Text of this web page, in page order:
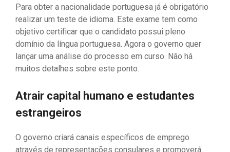
Para obter a nacionalidade portuguesa já é obrigatório
realizar um teste de idioma. Este exame tem como
objetivo certificar que o candidato possui pleno
domínio da língua portuguesa. Agora o governo quer
lançar uma análise do processo em curso. Não há
muitos detalhes sobre este ponto.
Atrair capital humano e estudantes
estrangeiros
O governo criará canais específicos de emprego
através de representações consulares e promoverá